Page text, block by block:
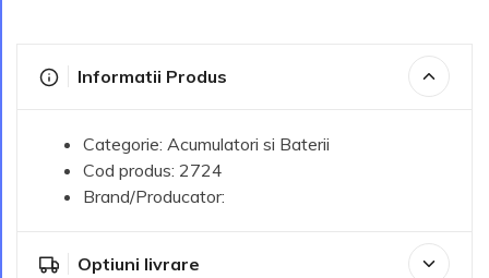
Informatii Produs
Categorie: Acumulatori si Baterii
Cod produs: 2724
Brand/Producator:
Optiuni livrare